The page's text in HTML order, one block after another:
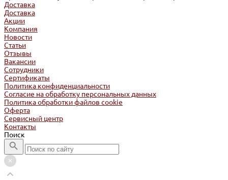
Доставка
Доставка
Акции
Компания
Новости
Статьи
Отзывы
Вакансии
Сотрудники
Сертификаты
Политика конфиденциальности
Согласие на обработку персональных данных
Политика обработки файлов cookie
Оферта
Сервисный центр
Контакты
Поиск